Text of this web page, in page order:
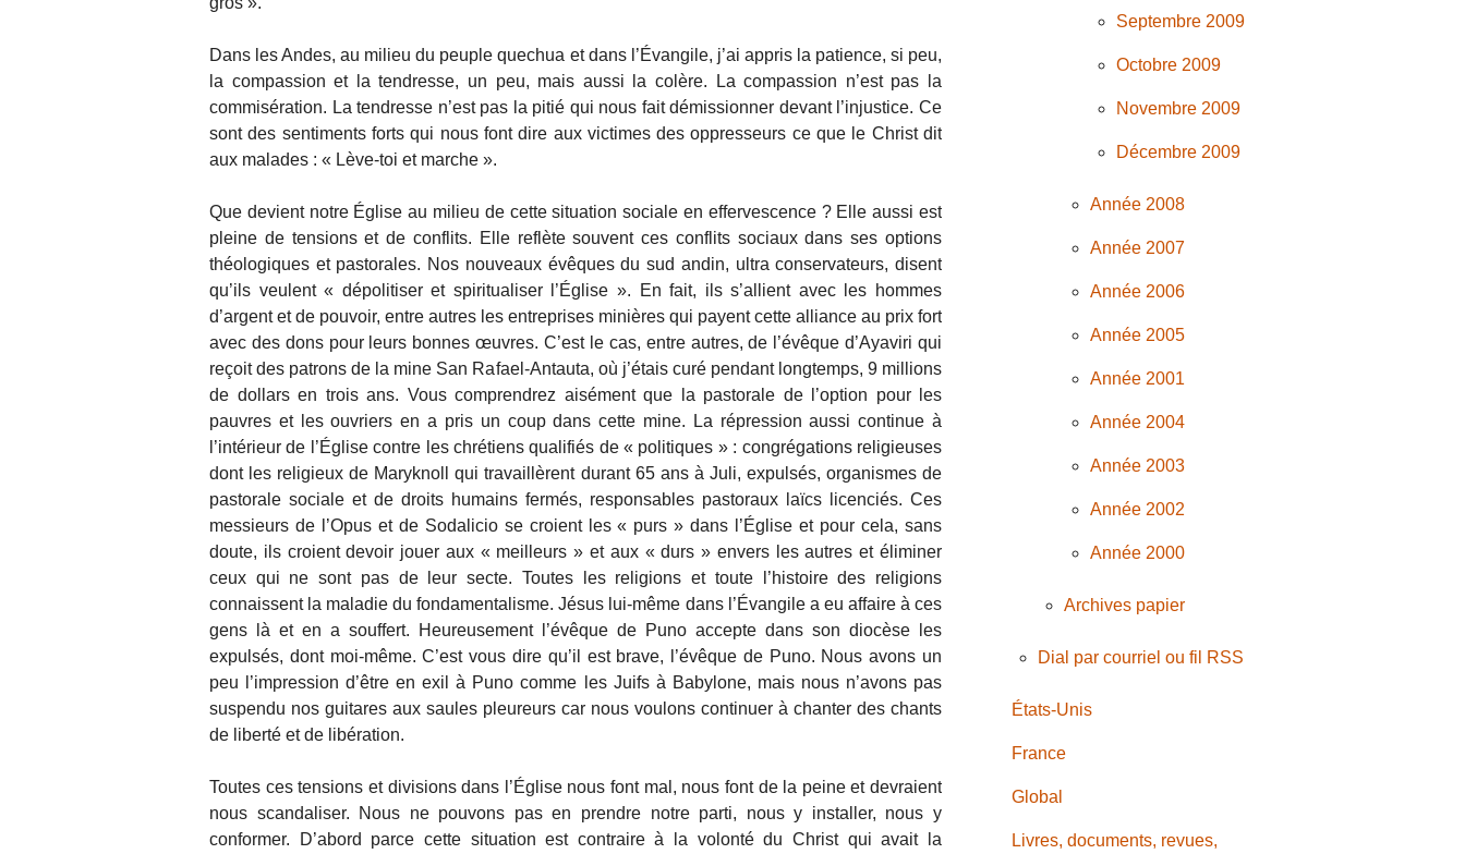
Dans les Andes, au milieu du peuple quechua et dans l’Évangile, j’ai appris la patience, si peu,
la compassion et la tendresse, un peu, mais aussi la colère. La compassion n’est pas la
commisération. La tendresse n’est pas la pitié qui nous fait démissionner devant l’injustice. Ce
sont des sentiments forts qui nous font dire aux victimes des oppresseurs ce que le Christ dit
aux malades : « Lève-toi et marche ».
Que devient notre Église au milieu de cette situation sociale en effervescence ? Elle aussi est
pleine de tensions et de conflits. Elle reflète souvent ces conflits sociaux dans ses options
théologiques et pastorales. Nos nouveaux évêques du sud andin, ultra conservateurs, disent
qu’ils veulent « dépolitiser et spiritualiser l’Église ». En fait, ils s’allient avec les hommes
d’argent et de pouvoir, entre autres les entreprises minières qui payent cette alliance au prix fort
avec des dons pour leurs bonnes œuvres. C’est le cas, entre autres, de l’évêque d’Ayaviri qui
reçoit des patrons de la mine San Rafael-Antauta, où j’étais curé pendant longtemps, 9 millions
de dollars en trois ans. Vous comprendrez aisément que la pastorale de l’option pour les
pauvres et les ouvriers en a pris un coup dans cette mine. La répression aussi continue à
l’intérieur de l’Église contre les chrétiens qualifiés de « politiques » : congrégations religieuses
dont les religieux de Maryknoll qui travaillèrent durant 65 ans à Juli, expulsés, organismes de
pastorale sociale et de droits humains fermés, responsables pastoraux laïcs licenciés. Ces
messieurs de l’Opus et de Sodalicio se croient les « purs » dans l’Église et pour cela, sans
doute, ils croient devoir jouer aux « meilleurs » et aux « durs » envers les autres et éliminer
ceux qui ne sont pas de leur secte. Toutes les religions et toute l’histoire des religions
connaissent la maladie du fondamentalisme. Jésus lui-même dans l’Évangile a eu affaire à ces
gens là et en a souffert. Heureusement l’évêque de Puno accepte dans son diocèse les
expulsés, dont moi-même. C’est vous dire qu’il est brave, l’évêque de Puno. Nous avons un
peu l’impression d’être en exil à Puno comme les Juifs à Babylone, mais nous n’avons pas
suspendu nos guitares aux saules pleureurs car nous voulons continuer à chanter des chants
de liberté et de libération.
Toutes ces tensions et divisions dans l’Église nous font mal, nous font de la peine et devraient
nous scandaliser. Nous ne pouvons pas en prendre notre parti, nous y installer, nous y
conformer. D’abord parce cette situation est contraire à la volonté du Christ qui avait la
Septembre 2009
Octobre 2009
Novembre 2009
Décembre 2009
Année 2008
Année 2007
Année 2006
Année 2005
Année 2001
Année 2004
Année 2003
Année 2002
Année 2000
Archives papier
Dial par courriel ou fil RSS
États-Unis
France
Global
Livres, documents, revues,